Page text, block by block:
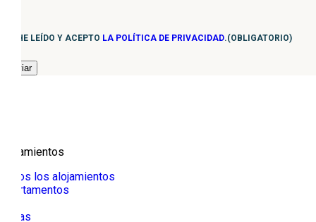
Consentimiento(Obligatorio)
HE LEÍDO Y ACEPTO LA POLÍTICA DE PRIVACIDAD.(OBLIGATORIO)
Alojamientos
Todos los alojamientos
Apartamentos
Casas